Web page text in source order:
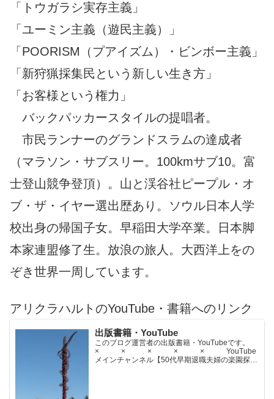
「トウガラシ実存主義」
「ユーミン主義（遊民主義）」
「POORISM（プアイズム）・ビンボー主義」
「新狩猟採集民という新しい生き方」
「お客様という権力」
バックパッカースタイルの提唱者。
市民ランナーのグランドスラムの達成者
（マラソン・サブスリー。100kmサブ10。富
士登山競争登頂）。山と渓谷社ピープル・オ
ブ・ザ・イヤー選出歴あり。ソウル日本人学
校出身の帰国子女。早稲田大学卒業。日本脚
本家連盟修了生。放浪の旅人。大西洋上をの
ぞき世界一周しています。
アリクラハルトのYouTube・書籍へのリンク
出版書籍・YouTube
このブログ運営者の出版書籍・YouTubeです。
× × × × × YouTube
メインチャンネル【50代早期退職夫婦の楽園探求